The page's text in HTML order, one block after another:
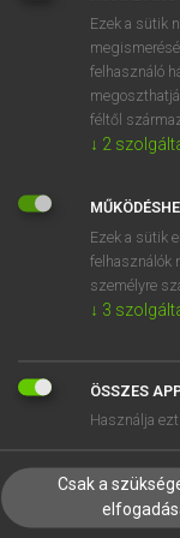
EGYÉNI
TANULÓKNAK
VÁLLALATI
Ezek a sütik
felhasználó
féltől
↓ 2
Ezek a sütik
felhasználók
személyre
↓ 3
ÖSSZES
Használja
Csak a